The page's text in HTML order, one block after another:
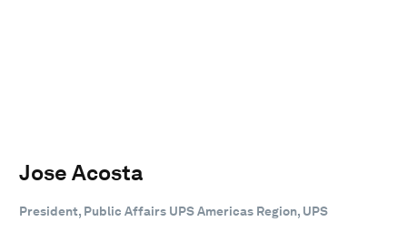
Jose Acosta
President, Public Affairs UPS Americas Region, UPS